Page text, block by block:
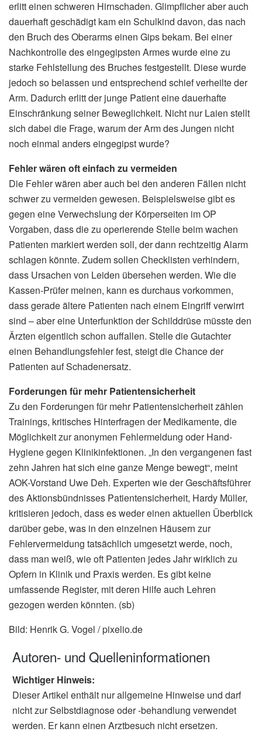
erlitt einen schweren Hirnschaden. Glimpflicher aber auch
dauerhaft geschädigt kam ein Schulkind davon, das nach
den Bruch des Oberarms einen Gips bekam. Bei einer
Nachkontrolle des eingegipsten Armes wurde eine zu
starke Fehlstellung des Bruches festgestellt. Diese wurde
jedoch so belassen und entsprechend schief verheilte der
Arm. Dadurch erlitt der junge Patient eine dauerhafte
Einschränkung seiner Beweglichkeit. Nicht nur Laien stellt
sich dabei die Frage, warum der Arm des Jungen nicht
noch einmal anders eingegipst wurde?
Fehler wären oft einfach zu vermeiden
Die Fehler wären aber auch bei den anderen Fällen nicht
schwer zu vermeiden gewesen. Beispielsweise gibt es
gegen eine Verwechslung der Körperseiten im OP
Vorgaben, dass die zu operierende Stelle beim wachen
Patienten markiert werden soll, der dann rechtzeitig Alarm
schlagen könnte. Zudem sollen Checklisten verhindern,
dass Ursachen von Leiden übersehen werden. Wie die
Kassen-Prüfer meinen, kann es durchaus vorkommen,
dass gerade ältere Patienten nach einem Eingriff verwirrt
sind – aber eine Unterfunktion der Schilddrüse müsste den
Ärzten eigentlich schon auffallen. Stelle die Gutachter
einen Behandlungsfehler fest, steigt die Chance der
Patienten auf Schadenersatz.
Forderungen für mehr Patientensicherheit
Zu den Forderungen für mehr Patientensicherheit zählen
Trainings, kritisches Hinterfragen der Medikamente, die
Möglichkeit zur anonymen Fehlermeldung oder Hand-
Hygiene gegen Klinikinfektionen. „In den vergangenen fast
zehn Jahren hat sich eine ganze Menge bewegt“, meint
AOK-Vorstand Uwe Deh. Experten wie der Geschäftsführer
des Aktionsbündnisses Patientensicherheit, Hardy Müller,
kritisieren jedoch, dass es weder einen aktuellen Überblick
darüber gebe, was in den einzelnen Häusern zur
Fehlervermeidung tatsächlich umgesetzt werde, noch,
dass man weiß, wie oft Patienten jedes Jahr wirklich zu
Opfern in Klinik und Praxis werden. Es gibt keine
umfassende Register, mit deren Hilfe auch Lehren
gezogen werden könnten. (sb)
Bild: Henrik G. Vogel / pixelio.de
Autoren- und Quelleninformationen
Wichtiger Hinweis:
Dieser Artikel enthält nur allgemeine Hinweise und darf
nicht zur Selbstdiagnose oder -behandlung verwendet
werden. Er kann einen Arztbesuch nicht ersetzen.